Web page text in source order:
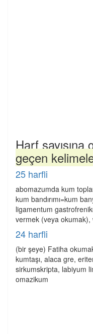
Harf sayısına
geçen
25 harfli
abomazumda kum
kum bandırımı=kum
ligamentum
vermek (veya
24 harfli
(bir şeye) Fatiha
kumtaşı, alaca gre,
sirkumskripta, labiyum
omazikum